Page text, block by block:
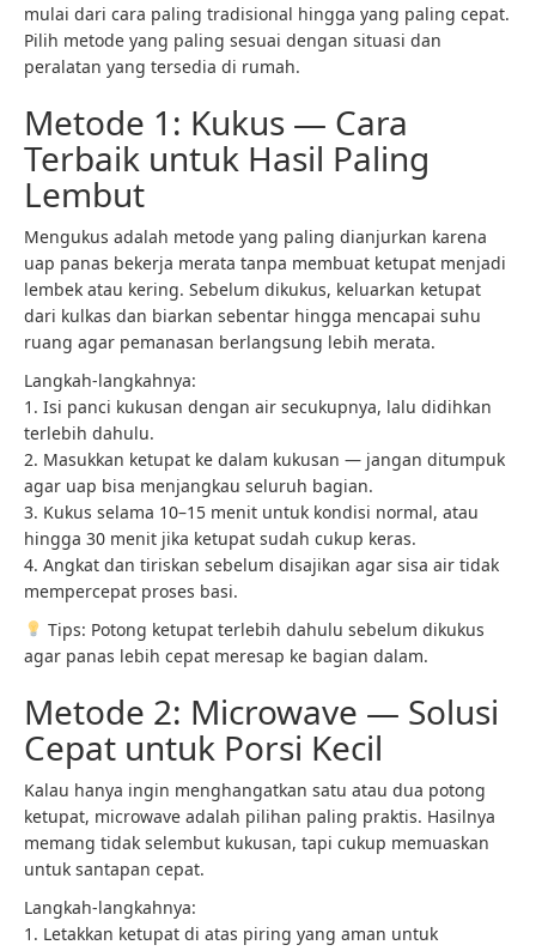
mulai dari cara paling tradisional hingga yang paling cepat.
Pilih metode yang paling sesuai dengan situasi dan
peralatan yang tersedia di rumah.
Metode 1: Kukus — Cara
Terbaik untuk Hasil Paling
Lembut
Mengukus adalah metode yang paling dianjurkan karena
uap panas bekerja merata tanpa membuat ketupat menjadi
lembek atau kering. Sebelum dikukus, keluarkan ketupat
dari kulkas dan biarkan sebentar hingga mencapai suhu
ruang agar pemanasan berlangsung lebih merata.
Langkah-langkahnya:
1. Isi panci kukusan dengan air secukupnya, lalu didihkan
terlebih dahulu.
2. Masukkan ketupat ke dalam kukusan — jangan ditumpuk
agar uap bisa menjangkau seluruh bagian.
3. Kukus selama 10–15 menit untuk kondisi normal, atau
hingga 30 menit jika ketupat sudah cukup keras.
4. Angkat dan tiriskan sebelum disajikan agar sisa air tidak
mempercepat proses basi.
Tips: Potong ketupat terlebih dahulu sebelum dikukus
agar panas lebih cepat meresap ke bagian dalam.
Metode 2: Microwave — Solusi
Cepat untuk Porsi Kecil
Kalau hanya ingin menghangatkan satu atau dua potong
ketupat, microwave adalah pilihan paling praktis. Hasilnya
memang tidak selembut kukusan, tapi cukup memuaskan
untuk santapan cepat.
Langkah-langkahnya:
1. Letakkan ketupat di atas piring yang aman untuk